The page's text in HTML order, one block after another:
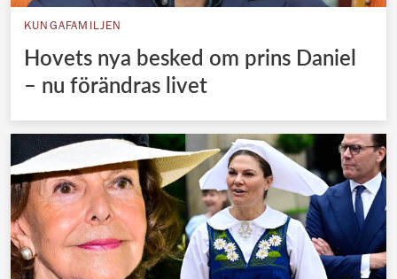
KUNGAFAMILJEN
Hovets nya besked om prins Daniel
– nu förändras livet